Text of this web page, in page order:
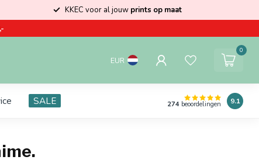
KKEC voor al jouw prints op maat
EUR
0
SALE 274 beoordelingen 9.1